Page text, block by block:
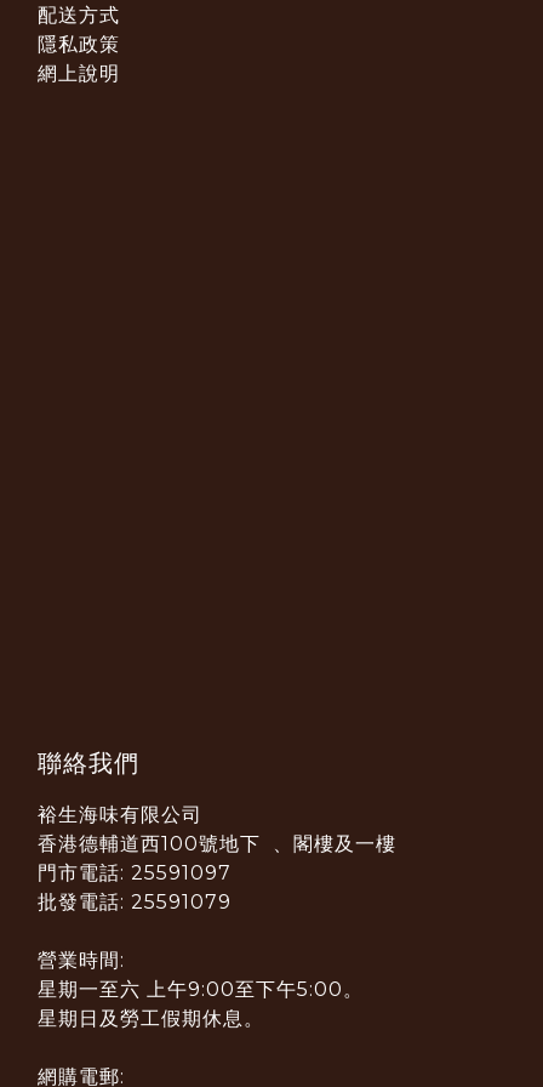
配送方式
隱私政策
網上說明
聯絡我們
裕生海味有限公司
香港德輔道西100號地下 、閣樓及一樓
門市電話: 25591097
批發電話: 25591079
營業時間:
星期一至六 上午9:00至下午5:00。
星期日及勞工假期休息。
網購電郵: